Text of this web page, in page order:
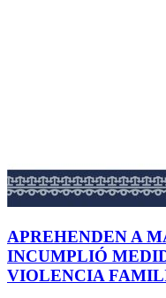
APREHENDEN A
INCUMPLIÓ
VIOLENCIA